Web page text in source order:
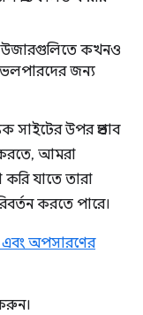
কখনও
জন্য
সাইটের উপর প্রভাব
আমরা
করি যাতে তারা
করতে পারে।
অপসারণের